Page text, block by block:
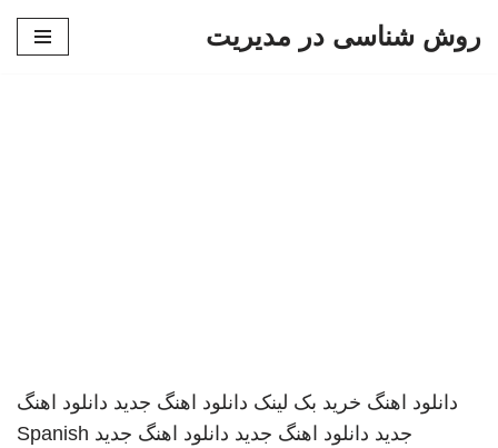
روش شناسی در مدیریت
دانلود اهنگ خرید بک لینک دانلود اهنگ جدید دانلود اهنگ
جدید دانلود اهنگ جدید دانلود اهنگ جدید Spanish